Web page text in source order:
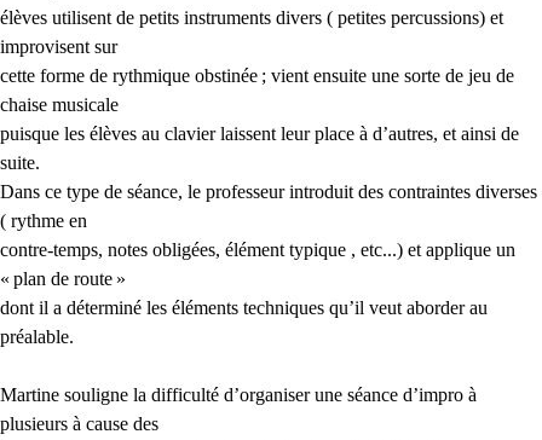
élèves utilisent de petits instruments divers ( petites percussions) et
improvisent sur
cette forme de rythmique obstinée ; vient ensuite une sorte de jeu de
chaise musicale
puisque les élèves au clavier laissent leur place à d’autres, et ainsi de
suite.
Dans ce type de séance, le professeur introduit des contraintes diverses
( rythme en
contre-temps, notes obligées, élément typique , etc...) et applique un
« plan de route »
dont il a déterminé les éléments techniques qu’il veut aborder au
préalable.
Martine souligne la difficulté d’organiser une séance d’impro à
plusieurs à cause des